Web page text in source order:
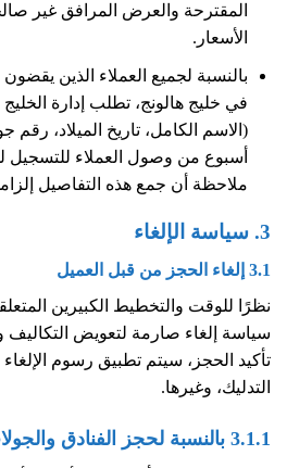
المقترحة والعرض المرافق غير
الأسعار.
بالنسبة لجميع العملاء الذين
في خليج هالونج، تطلب إدارة
(الاسم الكامل، تاريخ الميلاد، رقم
أسبوع من وصول العملاء
ملاحظة أن جمع هذه التفاصيل
3. سياسة الإلغاء
3.1 إلغاء الحجز من قبل العميل
نظرًا للوقت والتخطيط الكبيرين
سياسة إلغاء صارمة لتعويض التكاليف
تأكيد الحجز، سيتم تطبيق رسوم
التدليك، وغيرها.
3.1.1 بالنسبة لحجز الفنادق والجولات والسيارات: